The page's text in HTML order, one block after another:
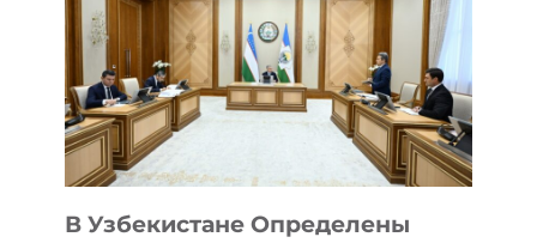
В Узбекистане Определены